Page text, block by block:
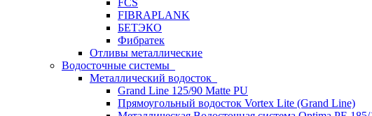
FCS
FIBRAPLANK
БЕТЭКО
Фибратек
Отливы металлические
Водосточные системы
Металлический водосток
Grand Line 125/90 Matte PU
Прямоугольный водосток Vortex Lite (Grand Line)